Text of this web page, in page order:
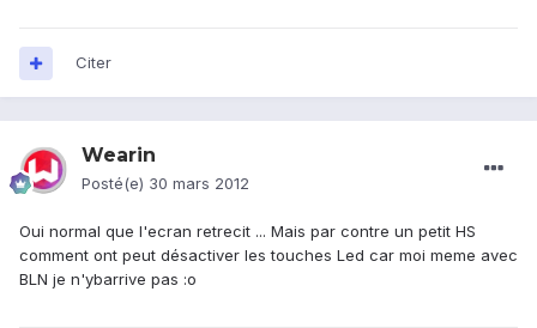
Citer
Wearin
Posté(e) 30 mars 2012
Oui normal que l'ecran retrecit ... Mais par contre un petit HS
comment ont peut désactiver les touches Led car moi meme avec
BLN je n'ybarrive pas :o